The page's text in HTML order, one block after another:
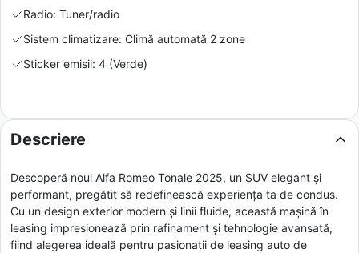
Radio: Tuner/radio
Sistem climatizare: Climă automată 2 zone
Sticker emisii: 4 (Verde)
Descriere
Descoperă noul Alfa Romeo Tonale 2025, un SUV elegant și
performant, pregătit să redefinească experiența ta de condus.
Cu un design exterior modern și linii fluide, această mașină în
leasing impresionează prin rafinament și tehnologie avansată,
fiind alegerea ideală pentru pasionații de leasing auto de